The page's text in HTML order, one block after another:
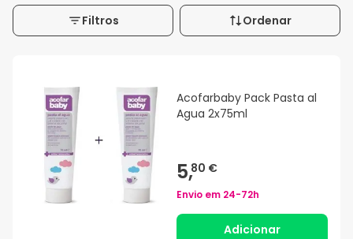
Filtros Ordenar
Acofarbaby Pack Pasta al
Agua 2x75ml
5,80 €
Envio em 24-72h
Adicionar